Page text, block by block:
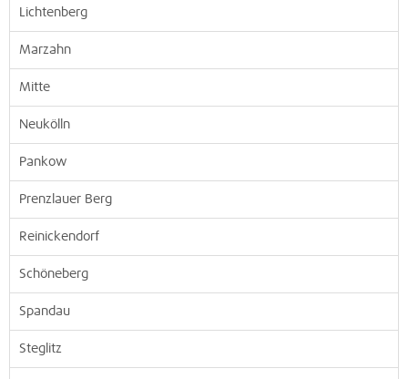
Lichtenberg
Marzahn
Mitte
Neukölln
Pankow
Prenzlauer Berg
Reinickendorf
Schöneberg
Spandau
Steglitz